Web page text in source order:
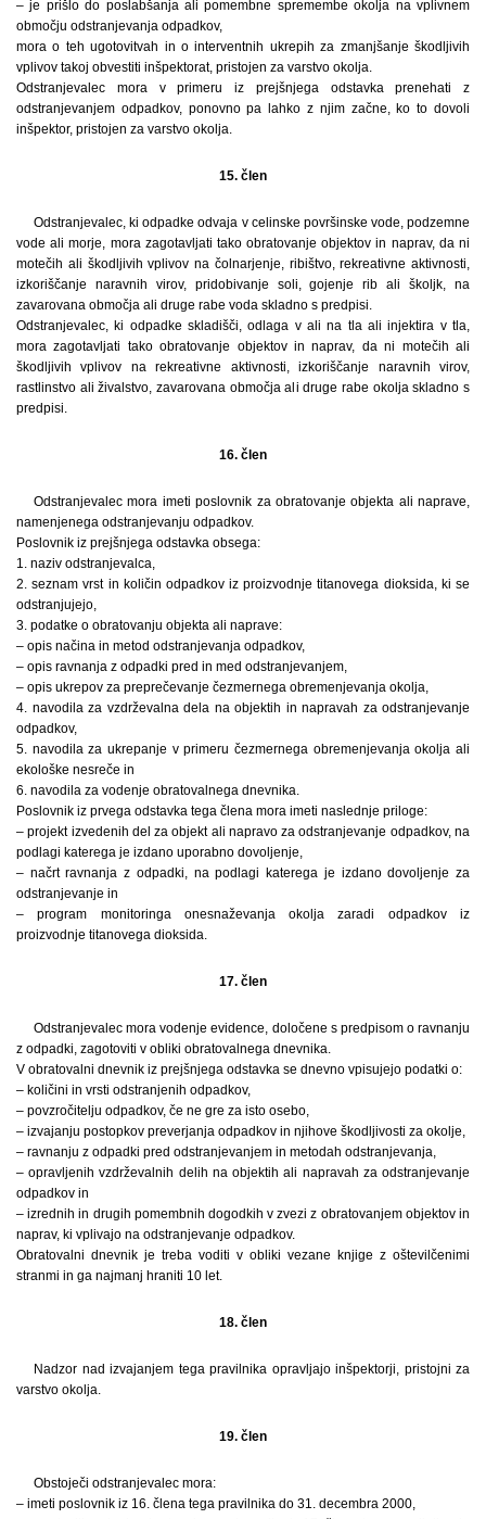
– je prišlo do poslabšanja ali pomembne spremembe okolja na vplivnem
območju odstranjevanja odpadkov,
mora o teh ugotovitvah in o interventnih ukrepih za zmanjšanje škodljivih
vplivov takoj obvestiti inšpektorat, pristojen za varstvo okolja.
Odstranjevalec mora v primeru iz prejšnjega odstavka prenehati z
odstranjevanjem odpadkov, ponovno pa lahko z njim začne, ko to dovoli
inšpektor, pristojen za varstvo okolja.
15. člen
Odstranjevalec, ki odpadke odvaja v celinske površinske vode, podzemne
vode ali morje, mora zagotavljati tako obratovanje objektov in naprav, da ni
motečih ali škodljivih vplivov na čolnarjenje, ribištvo, rekreativne aktivnosti,
izkoriščanje naravnih virov, pridobivanje soli, gojenje rib ali školjk, na
zavarovana območja ali druge rabe voda skladno s predpisi.
Odstranjevalec, ki odpadke skladišči, odlaga v ali na tla ali injektira v tla,
mora zagotavljati tako obratovanje objektov in naprav, da ni motečih ali
škodljivih vplivov na rekreativne aktivnosti, izkoriščanje naravnih virov,
rastlinstvo ali živalstvo, zavarovana območja ali druge rabe okolja skladno s
predpisi.
16. člen
Odstranjevalec mora imeti poslovnik za obratovanje objekta ali naprave,
namenjenega odstranjevanju odpadkov.
Poslovnik iz prejšnjega odstavka obsega:
1. naziv odstranjevalca,
2. seznam vrst in količin odpadkov iz proizvodnje titanovega dioksida, ki se
odstranjujejo,
3. podatke o obratovanju objekta ali naprave:
– opis načina in metod odstranjevanja odpadkov,
– opis ravnanja z odpadki pred in med odstranjevanjem,
– opis ukrepov za preprečevanje čezmernega obremenjevanja okolja,
4. navodila za vzdrževalna dela na objektih in napravah za odstranjevanje
odpadkov,
5. navodila za ukrepanje v primeru čezmernega obremenjevanja okolja ali
ekološke nesreče in
6. navodila za vodenje obratovalnega dnevnika.
Poslovnik iz prvega odstavka tega člena mora imeti naslednje priloge:
– projekt izvedenih del za objekt ali napravo za odstranjevanje odpadkov, na
podlagi katerega je izdano uporabno dovoljenje,
– načrt ravnanja z odpadki, na podlagi katerega je izdano dovoljenje za
odstranjevanje in
– program monitoringa onesnaževanja okolja zaradi odpadkov iz
proizvodnje titanovega dioksida.
17. člen
Odstranjevalec mora vodenje evidence, določene s predpisom o ravnanju
z odpadki, zagotoviti v obliki obratovalnega dnevnika.
V obratovalni dnevnik iz prejšnjega odstavka se dnevno vpisujejo podatki o:
– količini in vrsti odstranjenih odpadkov,
– povzročitelju odpadkov, če ne gre za isto osebo,
– izvajanju postopkov preverjanja odpadkov in njihove škodljivosti za okolje,
– ravnanju z odpadki pred odstranjevanjem in metodah odstranjevanja,
– opravljenih vzdrževalnih delih na objektih ali napravah za odstranjevanje
odpadkov in
– izrednih in drugih pomembnih dogodkih v zvezi z obratovanjem objektov in
naprav, ki vplivajo na odstranjevanje odpadkov.
Obratovalni dnevnik je treba voditi v obliki vezane knjige z oštevilčenimi
stranmi in ga najmanj hraniti 10 let.
18. člen
Nadzor nad izvajanjem tega pravilnika opravljajo inšpektorji, pristojni za
varstvo okolja.
19. člen
Obstoječi odstranjevalec mora:
– imeti poslovnik iz 16. člena tega pravilnika do 31. decembra 2000,